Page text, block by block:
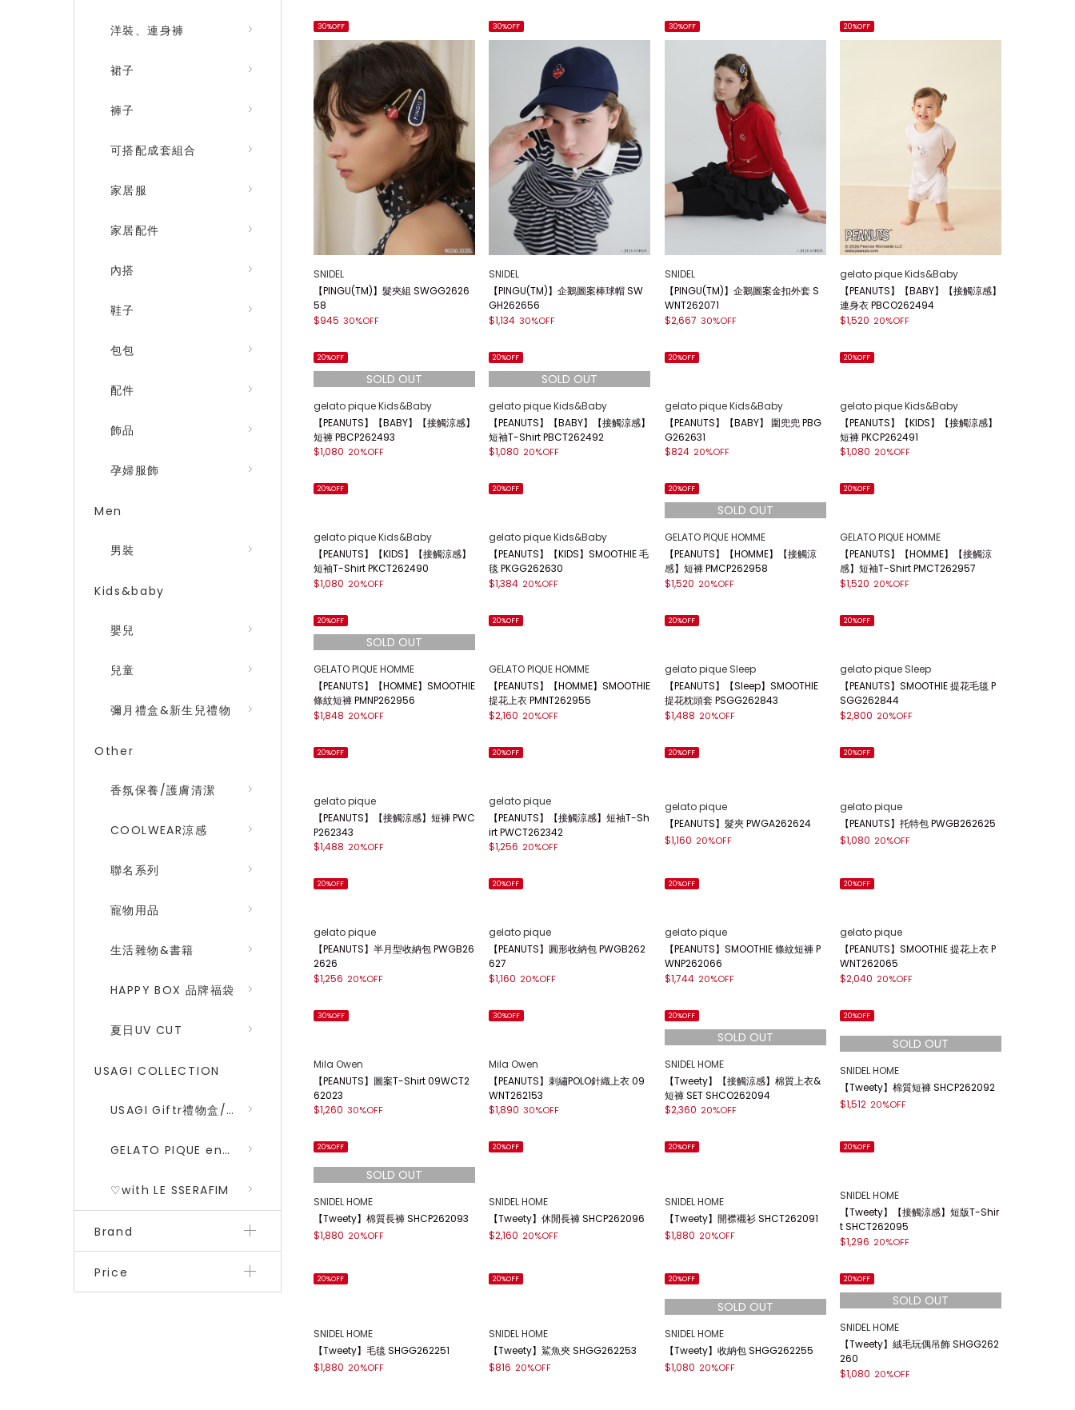
洋裝、連身褲
裙子
褲子
可搭配成套組合
家居服
家居配件
內搭
鞋子
包包
配件
飾品
孕婦服飾
Men
男裝
Kids&baby
嬰兒
兒童
彌月禮盒&新生兒禮物
Other
香氛保養/護膚清潔
COOLWEAR涼感
聯名系列
寵物用品
生活雜物&書籍
HAPPY BOX 品牌福袋
夏日UV CUT
USAGI COLLECTION
USAGI Giftr禮物盒/包裝盒
GELATO PIQUE encounters DRAGON QUEST 勇者鬥惡龍 二彈
♡with LE SSERAFIM
Brand
Price
30%OFF
SNIDEL
【PINGU(TM)】髮夾組 SWGG2626
58
$945 30%OFF
30%OFF
SNIDEL
【PINGU(TM)】企鵝圖案棒球帽 SW
GH262656
$1,134 30%OFF
30%OFF
SNIDEL
【PINGU(TM)】企鵝圖案金扣外套 S
WNT262071
$2,667 30%OFF
20%OFF
gelato pique Kids&Baby
【PEANUTS】【BABY】【接觸涼感】
連身衣 PBCO262494
$1,520 20%OFF
20%OFF
gelato pique Kids&Baby
【PEANUTS】【BABY】【接觸涼感】
短褲 PBCP262493
$1,080 20%OFF
20%OFF
gelato pique Kids&Baby
【PEANUTS】【BABY】【接觸涼感】
短袖T-Shirt PBCT262492
$1,080 20%OFF
20%OFF
gelato pique Kids&Baby
【PEANUTS】【BABY】 圍兜兜 PBG
G262631
$824 20%OFF
20%OFF
gelato pique Kids&Baby
【PEANUTS】【KIDS】【接觸涼感】
短褲 PKCP262491
$1,080 20%OFF
20%OFF
gelato pique Kids&Baby
【PEANUTS】【KIDS】【接觸涼感】
短袖T-Shirt PKCT262490
$1,080 20%OFF
20%OFF
gelato pique Kids&Baby
【PEANUTS】【KIDS】SMOOTHIE 毛
毯 PKGG262630
$1,384 20%OFF
20%OFF
GELATO PIQUE HOMME
【PEANUTS】【HOMME】【接觸涼
感】短褲 PMCP262958
$1,520 20%OFF
20%OFF
GELATO PIQUE HOMME
【PEANUTS】【HOMME】【接觸涼
感】短袖T-Shirt PMCT262957
$1,520 20%OFF
20%OFF
GELATO PIQUE HOMME
【PEANUTS】【HOMME】SMOOTHIE
條紋短褲 PMNP262956
$1,848 20%OFF
20%OFF
GELATO PIQUE HOMME
【PEANUTS】【HOMME】SMOOTHIE
提花上衣 PMNT262955
$2,160 20%OFF
20%OFF
gelato pique Sleep
【PEANUTS】【Sleep】SMOOTHIE
提花枕頭套 PSGG262843
$1,488 20%OFF
20%OFF
gelato pique Sleep
【PEANUTS】SMOOTHIE 提花毛毯 P
SGG262844
$2,800 20%OFF
20%OFF
gelato pique
【PEANUTS】【接觸涼感】短褲 PWC
P262343
$1,488 20%OFF
20%OFF
gelato pique
【PEANUTS】【接觸涼感】短袖T-Sh
irt PWCT262342
$1,256 20%OFF
20%OFF
gelato pique
【PEANUTS】髮夾 PWGA262624
$1,160 20%OFF
20%OFF
gelato pique
【PEANUTS】托特包 PWGB262625
$1,080 20%OFF
20%OFF
gelato pique
【PEANUTS】半月型收納包 PWGB26
2626
$1,256 20%OFF
20%OFF
gelato pique
【PEANUTS】圓形收納包 PWGB262
627
$1,160 20%OFF
20%OFF
gelato pique
【PEANUTS】SMOOTHIE 條紋短褲 P
WNP262066
$1,744 20%OFF
20%OFF
gelato pique
【PEANUTS】SMOOTHIE 提花上衣 P
WNT262065
$2,040 20%OFF
30%OFF
Mila Owen
【PEANUTS】圖案T-Shirt 09WCT2
62023
$1,260 30%OFF
30%OFF
Mila Owen
【PEANUTS】刺繡POLO針織上衣 09
WNT262153
$1,890 30%OFF
20%OFF
SNIDEL HOME
【Tweety】【接觸涼感】棉質上衣&
短褲 SET SHCO262094
$2,360 20%OFF
20%OFF
SNIDEL HOME
【Tweety】棉質短褲 SHCP262092
$1,512 20%OFF
20%OFF
SNIDEL HOME
【Tweety】棉質長褲 SHCP262093
$1,880 20%OFF
20%OFF
SNIDEL HOME
【Tweety】休閒長褲 SHCP262096
$2,160 20%OFF
20%OFF
SNIDEL HOME
【Tweety】開襟襯衫 SHCT262091
$1,880 20%OFF
20%OFF
SNIDEL HOME
【Tweety】【接觸涼感】短版T-Shir
t SHCT262095
$1,296 20%OFF
20%OFF
SNIDEL HOME
【Tweety】毛毯 SHGG262251
$1,880 20%OFF
20%OFF
SNIDEL HOME
【Tweety】鯊魚夾 SHGG262253
$816 20%OFF
20%OFF
SNIDEL HOME
【Tweety】收納包 SHGG262255
$1,080 20%OFF
20%OFF
SNIDEL HOME
【Tweety】絨毛玩偶吊飾 SHGG262
260
$1,080 20%OFF